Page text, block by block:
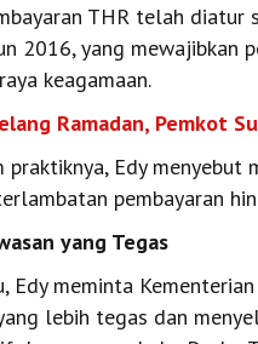
THR telah
2016, yang mewajibkan
keagamaan.
Ramadan, Pemkot
praktiknya, Edy menyebut
pembayaran
yang Tegas
Edy meminta
lebih tegas dan